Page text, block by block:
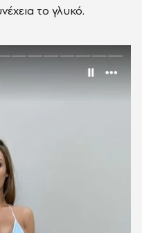
το γλυκό.